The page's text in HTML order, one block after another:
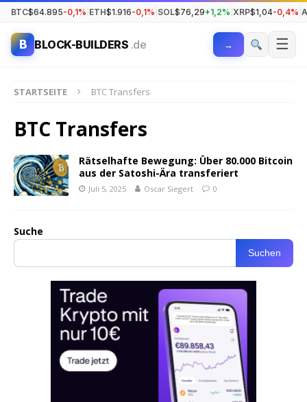
BTC$64.895-0,1% ETH$1.916-0,1% SOL$76,29+1,2% XRP$1,04-0,4%
B BLOCK-BUILDERS .de → ☰
STARTSEITE BTC Transfers
BTC Transfers
Rätselhafte Bewegung: Über 80.000 Bitcoin
aus der Satoshi-Ära transferiert
Juli 5, 2025 Oscar Siegert 0
Suche
Suchen